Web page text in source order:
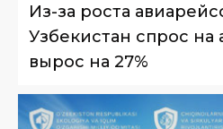
Из-за роста
Узбекистан спрос на
вырос на 27%